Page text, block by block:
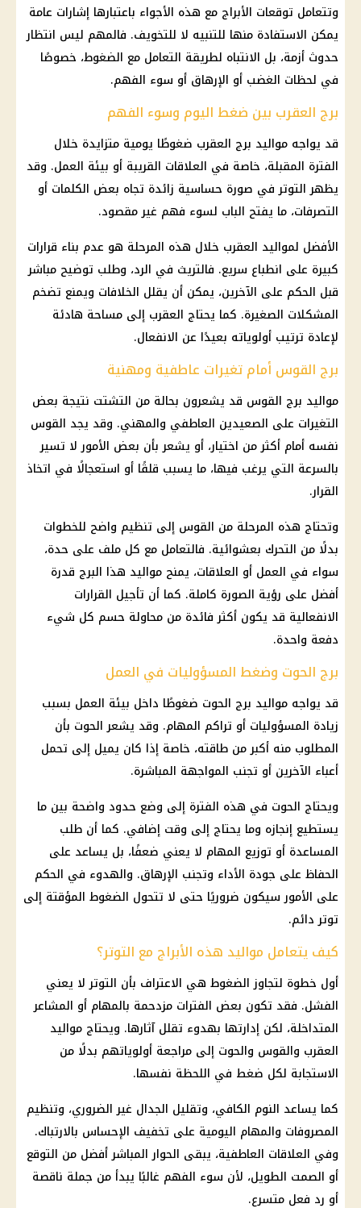
وتتعامل توقعات الأبراج مع هذه الأجواء باعتبارها إشارات عامة
يمكن الاستفادة منها للتنبيه لا للتخويف. فالمهم ليس انتظار
حدوث أزمة، بل الانتباه لطريقة التعامل مع الضغوط، خصوصًا
في لحظات الغضب أو الإرهاق أو سوء الفهم.
برج العقرب بين ضغط اليوم وسوء الفهم
قد يواجه مواليد برج العقرب ضغوطًا يومية متزايدة خلال
الفترة المقبلة، خاصة في العلاقات القريبة أو بيئة العمل. وقد
يظهر التوتر في صورة حساسية زائدة تجاه بعض الكلمات أو
التصرفات، ما يفتح الباب لسوء فهم غير مقصود.
الأفضل لمواليد العقرب خلال هذه المرحلة هو عدم بناء قرارات
كبيرة على انطباع سريع. فالتريث في الرد، وطلب توضيح مباشر
قبل الحكم على الآخرين، يمكن أن يقلل الخلافات ويمنع تضخم
المشكلات الصغيرة. كما يحتاج العقرب إلى مساحة هادئة
لإعادة ترتيب أولوياته بعيدًا عن الانفعال.
برج القوس أمام تغيرات عاطفية ومهنية
مواليد برج القوس قد يشعرون بحالة من التشتت نتيجة بعض
التغيرات على الصعيدين العاطفي والمهني. وقد يجد القوس
نفسه أمام أكثر من اختيار، أو يشعر بأن بعض الأمور لا تسير
بالسرعة التي يرغب فيها، ما يسبب قلقًا أو استعجالًا في اتخاذ
القرار.
وتحتاج هذه المرحلة من القوس إلى تنظيم واضح للخطوات
بدلًا من التحرك بعشوائية. فالتعامل مع كل ملف على حدة،
سواء في العمل أو العلاقات، يمنح مواليد هذا البرج قدرة
أفضل على رؤية الصورة كاملة. كما أن تأجيل القرارات
الانفعالية قد يكون أكثر فائدة من محاولة حسم كل شيء
دفعة واحدة.
برج الحوت وضغط المسؤوليات في العمل
قد يواجه مواليد برج الحوت ضغوطًا داخل بيئة العمل بسبب
زيادة المسؤوليات أو تراكم المهام. وقد يشعر الحوت بأن
المطلوب منه أكبر من طاقته، خاصة إذا كان يميل إلى تحمل
أعباء الآخرين أو تجنب المواجهة المباشرة.
ويحتاج الحوت في هذه الفترة إلى وضع حدود واضحة بين ما
يستطيع إنجازه وما يحتاج إلى وقت إضافي. كما أن طلب
المساعدة أو توزيع المهام لا يعني ضعفًا، بل يساعد على
الحفاظ على جودة الأداء وتجنب الإرهاق. والهدوء في الحكم
على الأمور سيكون ضروريًا حتى لا تتحول الضغوط المؤقتة إلى
توتر دائم.
كيف يتعامل مواليد هذه الأبراج مع التوتر؟
أول خطوة لتجاوز الضغوط هي الاعتراف بأن التوتر لا يعني
الفشل. فقد تكون بعض الفترات مزدحمة بالمهام أو المشاعر
المتداخلة، لكن إدارتها بهدوء تقلل آثارها. ويحتاج مواليد
العقرب والقوس والحوت إلى مراجعة أولوياتهم بدلًا من
الاستجابة لكل ضغط في اللحظة نفسها.
كما يساعد النوم الكافي، وتقليل الجدال غير الضروري، وتنظيم
المصروفات والمهام اليومية على تخفيف الإحساس بالارتباك.
وفي العلاقات العاطفية، يبقى الحوار المباشر أفضل من التوقع
أو الصمت الطويل، لأن سوء الفهم غالبًا يبدأ من جملة ناقصة
أو رد فعل متسرع.